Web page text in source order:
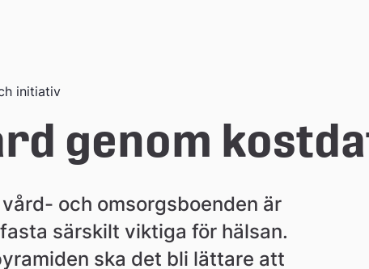
initiativ
genom
och omsorgsboenden är
särskilt viktiga för hälsan.
ska det bli lättare att